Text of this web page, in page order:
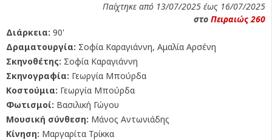
Παίχτηκε από 13/07/2025 έως 16/07/2025
στο Πειραιώς 260
Διάρκεια: 90'
Δραματουργία: Σοφία Καραγιάννη, Αμαλία Αρσένη
Σκηνοθέτης: Σοφία Καραγιάννη
Σκηνογραφία: Γεωργία Μπούρδα
Κοστούμια: Γεωργία Μπούρδα
Φωτισμοί: Βασιλική Γώγου
Μουσική σύνθεση: Μάνος Αντωνιάδης
Κίνηση: Μαργαρίτα Τρίκκα